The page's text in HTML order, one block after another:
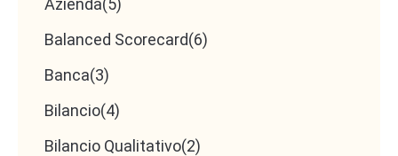
Azienda(5)
Balanced Scorecard(6)
Banca(3)
Bilancio(4)
Bilancio Qualitativo(2)